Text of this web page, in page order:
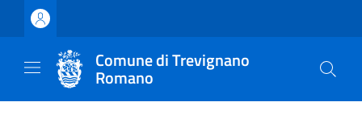
Vai ai contenuti
Vai al footer
Comune di Trevignano
Romano